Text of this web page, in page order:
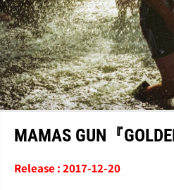
MAMAS GUN『
Release : 2017-12-20